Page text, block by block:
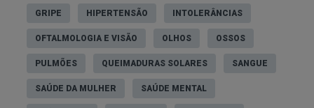
e a probabilidade de complicações é mais baixa do
7. Afeta a função sexual do homem?
A circuncisão parece não afetar negativamente a
GRIPE HIPERTENSÃO INTOLERÂNCIAS
OFTALMOLOGIA E VISÃO OLHOS OSSOS
PULMÕES QUEIMADURAS SOLARES SANGUE
SAÚDE DA MULHER SAÚDE MENTAL